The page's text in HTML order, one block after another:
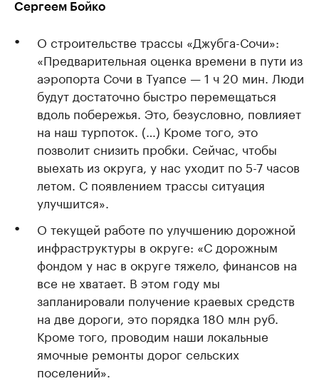
Сергеем Бойко
О строительстве трассы «Джубга-Сочи»:
«Предварительная оценка времени в пути из
аэропорта Сочи в Туапсе — 1 ч 20 мин. Люди
будут достаточно быстро перемещаться
вдоль побережья. Это, безусловно, повлияет
на наш турпоток. (…) Кроме того, это
позволит снизить пробки. Сейчас, чтобы
выехать из округа, у нас уходит по 5-7 часов
летом. С появлением трассы ситуация
улучшится».
О текущей работе по улучшению дорожной
инфраструктуры в округе: «С дорожным
фондом у нас в округе тяжело, финансов на
все не хватает. В этом году мы
запланировали получение краевых средств
на две дороги, это порядка 180 млн руб.
Кроме того, проводим наши локальные
ямочные ремонты дорог сельских
поселений».